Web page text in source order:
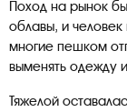
Поход на рынок
облавы, и
многие пешком
выменять одежду
Тяжелой